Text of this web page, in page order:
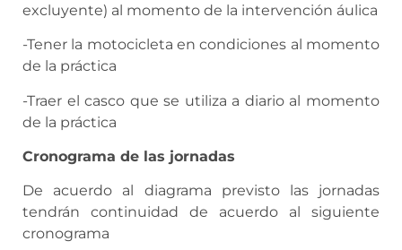
excluyente) al momento de la intervención áulica
-Tener la motocicleta en condiciones al momento
de la práctica
-Traer el casco que se utiliza a diario al momento
de la práctica
Cronograma de las jornadas
De acuerdo al diagrama previsto las jornadas
tendrán continuidad de acuerdo al siguiente
cronograma